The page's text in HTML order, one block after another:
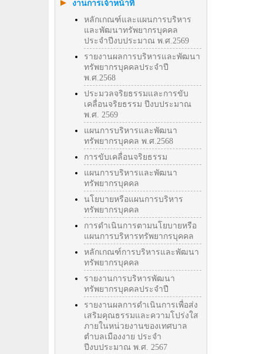
งานการเจ้าหน้าที่
หลักเกณฑ์และแผนการบริหาร
และพัฒนาทรัพยากรบุคคล
ประจำปีงบประมาณ พ.ศ.2569
รายงานผลการบริหารและพัฒนา
ทรัพยากรบุคคลประจำปี
พ.ศ.2568
ประมวลจริยธรรมและการขับ
เคลื่อนจริยธรรม ปีงบประมาณ
พ.ศ. 2569
แผนการบริหารและพัฒนา
ทรัพยากรบุคคล พ.ศ.2568
การขับเคลื่อนจริยธรรม
แผนการบริหารและพัฒนา
ทรัพยากรบุคคล
นโยบายหรือแผนการบริหาร
ทรัพยากรบุคคล
การดำเนินการตามนโยบายหรือ
แผนการบริหารทรัพยากรบุคคล
หลักเกณฑ์การบริหารและพัฒนา
ทรัพยากรบุคคล
รายงานการบริหารพัฒนา
ทรัพยากรบุคคลประจำปี
รายงานผลการดำเนินการเพื่อส่ง
เสริมคุณธรรมและความโปร่งใส
ภายในหน่วยงานของเทศบาล
ตำบลเมืองงาย ประจำ
ปีงบประมาณ พ.ศ. 2567